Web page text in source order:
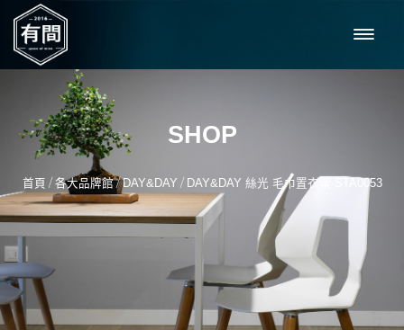
SHOP
首頁 / 各大品牌館/DAY&DAY / DAY&DAY 絲光 毛巾置衣架 STA0053